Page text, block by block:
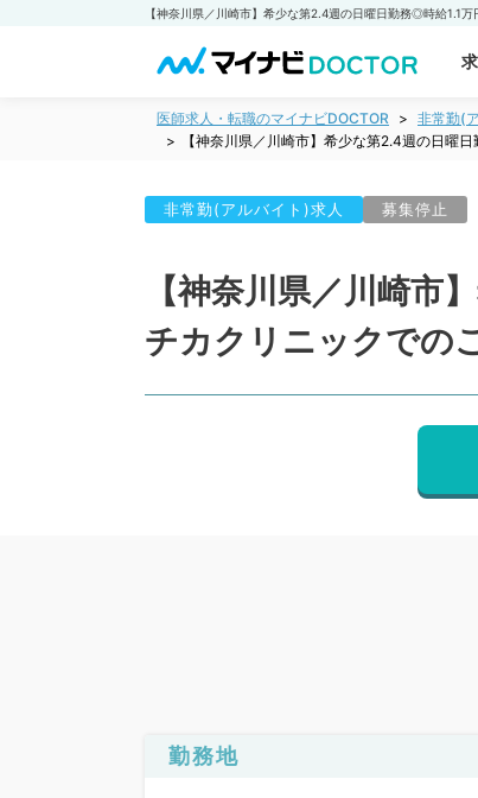
医師求人・転職のマイナビDOCTOR 非常勤(
【神奈川県／川崎市】希少な第2.4週の日曜
非常勤(アルバイト)求人 募集停止
【神奈川県／川崎
チカクリニックでの
勤務地